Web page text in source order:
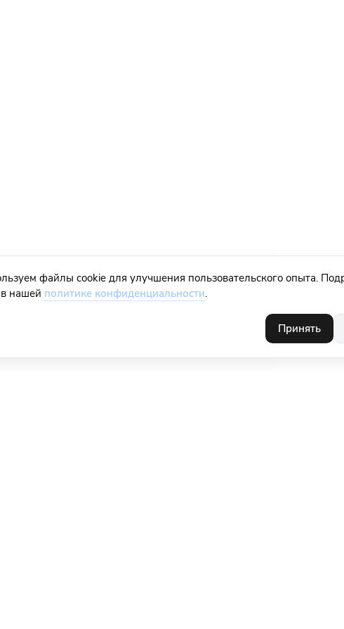
файлы cookie для улучшения пользовательского опыта.
нашей политике конфиденциальности.
Принять